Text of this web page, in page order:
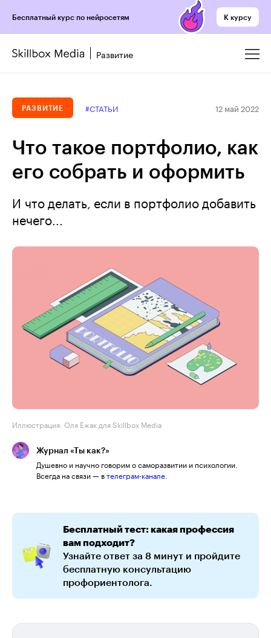
Бесплатный курс по нейросетям К курсу
Развитие
РАЗВИТИЕ #СТАТЬИ 12 май 2022
Что такое портфолио, как
его собрать и оформить
И что делать, если в портфолио добавить
нечего...
Иллюстрация: Оля Ежак для Skillbox Media
Журнал «Ты как?»
Душевно и научно говорим о саморазвитии и психологии.
Всегда на связи — втелеграм-канале
Бесплатный тест: какая профессия
вам подходит?
Узнайте ответ за 8 минут и пройдите
бесплатную консультацию
профориентолога.